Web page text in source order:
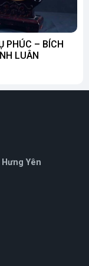
PHÚC – BÍCH
LUÂN
Yên